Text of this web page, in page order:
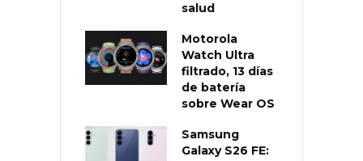
salud
Motorola
Watch Ultra
filtrado, 13 días
de batería
sobre Wear OS
Samsung
Galaxy S26 FE: